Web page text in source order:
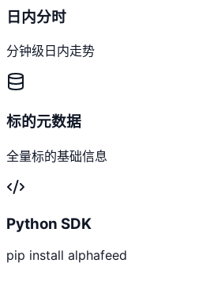
日内分时
分钟级日内走势
标的元数据
全量标的基础信息
Python SDK
pip install alphafeed